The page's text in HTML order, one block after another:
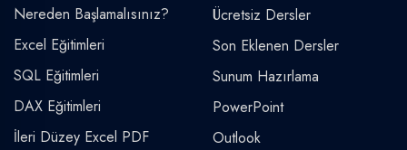
Nereden Başlamalısınız?
Excel Eğitimleri
SQL Eğitimleri
DAX Eğitimleri
İleri Düzey Excel PDF
Ücretsiz Dersler
Son Eklenen Dersler
Sunum Hazırlama
PowerPoint
Outlook